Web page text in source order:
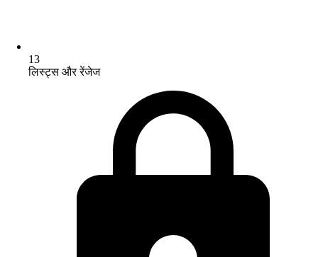
13
लिस्ट्स और रेंजेज